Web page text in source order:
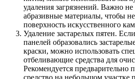
удаления загрязнений. Важно не
абразивные материалы, чтобы
поверхность искусственного
Удаление застарелых пятен.
панелей образовались
краски, можно использовать
отбеливающие средства для
Рекомендуется предварительно